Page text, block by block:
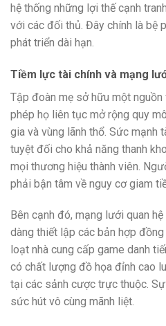
hệ thống những lợi thế cạnh
với các đối thủ. Đây chính là bệ
phát triển dài hạn.
Tiềm lực tài chính và mạng
Tập đoàn mẹ sở hữu một
phép họ liên tục mở rộng quy
gia và vùng lãnh thổ. Sức mạnh
tuyệt đối cho khả năng thanh
mọi thương hiệu thành viên.
phải bận tâm về nguy cơ giam
Bên cạnh đó, mạng lưới quan
dàng thiết lập các bản hợp
loạt nhà cung cấp game danh
có chất lượng đồ họa đỉnh cao
tại các sảnh cược trực thuộc.
sức hút vô cùng mãnh liệt.